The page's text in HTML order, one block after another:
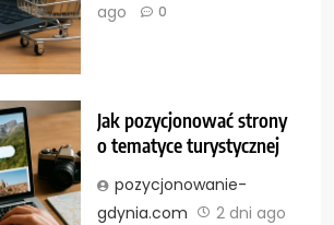
ago
0
Jak pozycjonować strony
o tematyce turystycznej
pozycjonowanie-
gdynia.com
2 dni ago